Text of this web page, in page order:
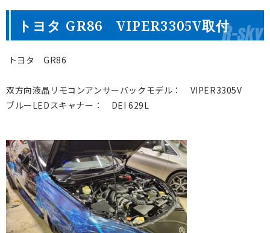
トヨタ GR86 VIPER3305V取付
トヨタ GR86
双方向液晶リモコンアンサーバックモデル： VIPER3305V
ブルーLEDスキャナー： DEI 629L